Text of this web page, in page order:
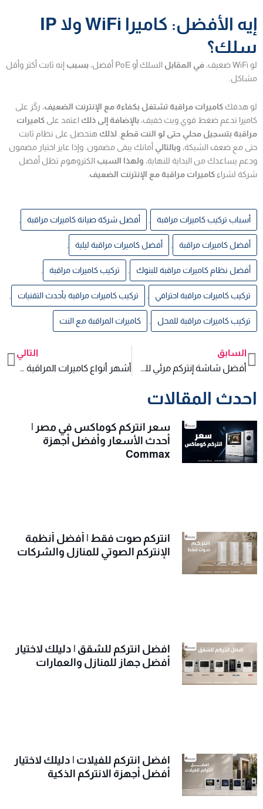
إيه الأفضل: كاميرا WiFi ولا IP
سلك؟
لو WiFi ضعيف، في المقابل السلك أو PoE أفضل، بسبب إنه ثابت أكتر وأقل
مشاكل.
لو هدفك كاميرات مراقبة تشتغل بكفاءة مع الإنترنت الضعيف، ركّز على
كاميرا تدعم ضغط قوي وبث خفيف، بالإضافة إلى ذلك اعتمد على كاميرات
مراقبة بتسجيل محلي حتى لو النت قطع لذلك هتحصل على نظام ثابت
حتى مع ضعف الشبكة، وبالتالي أمانك يبقى مضمون. وإذا عايز اختيار مضمون
ودعم يساعدك من البداية للنهاية، ولهذا السبب الكتروهوم تظل أفضل
شركة لشراء كاميرات مراقبة مع الإنترنت الضعيف
أسباب تركيب كاميرات مراقبة أفضل شركة صيانة كاميرات مراقبة
أفضل كاميرات مراقبة أفضل كاميرات مراقبة ليلية
أفضل نظام كاميرات مراقبة للبنوك تركيب كاميرات مراقبة
تركيب كاميرات مراقبة احترافي تركيب كاميرات مراقبة بأحدث التقنيات
تركيب كاميرات مراقبة للمحل كاميرات المراقبة مع النت
Prev
السابق
أفضل شاشة إنتركم مرئي للشقق: وضوح أعلى وتحكم أسهل
التالي
أشهر أنواع كاميرات المراقبة في السوق المصري
احدث المقالات
سعر انتركم كوماكس في مصر |
أحدث الأسعار وأفضل أجهزة
Commax
انتركم صوت فقط | أفضل أنظمة
الإنتركم الصوتي للمنازل والشركات
افضل انتركم للشقق | دليلك لاختيار
أفضل جهاز للمنازل والعمارات
افضل انتركم للفيلات | دليلك لاختيار
أفضل أجهزة الانتركم الذكية